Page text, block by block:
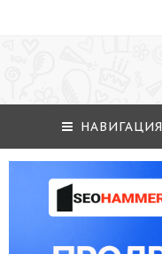
НАВИГАЦИЯ